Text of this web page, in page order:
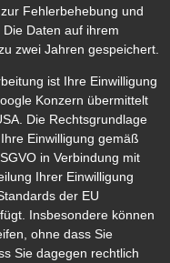
Fehlerbehebung und
Daten auf ihrem
zwei Jahren gespeichert.
ist Ihre Einwilligung
Konzern übermittelt
Die Rechtsgrundlage
Einwilligung gemäß
in Verbindung mit
Ihrer Einwilligung
der EU
Insbesondere können
ohne dass Sie
Sie dagegen rechtlich